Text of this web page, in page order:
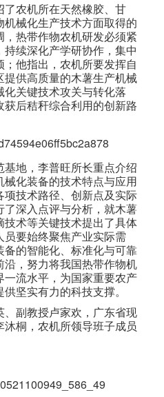
农机所在天然橡胶、甘
械化生产技术方面取得的
热带作物农机研发必须紧
续深化产学研协作，集中
他指出，农机所要发挥自
供高质量的木薯生产机械
关键技术攻关与转化落
后秸秆综合利用的创新路
地，李普旺所长重点介绍
化装备的技术特点与应用
技术路径、创新点及实际
深入点评与分析，就木薯
术等关键技术提出了具体
要始终聚焦产业实际需
的智能化、标准化与可靠
，努力将我国热带作物机
流水平，为国家重要农产
坚实有力的科技支撑。
副教授卢家欢，广东省现
桐，农机所领导班子成员